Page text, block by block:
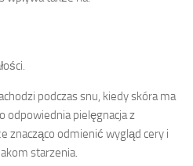
podczas snu, kiedy skóra ma
odpowiednia pielęgnacja z
znacząco odmienić wygląd cery i
starzenia.